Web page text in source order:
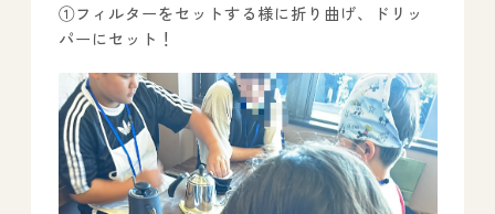
①フィルターをセットする様に折り曲げ、ドリッ
パーにセット！